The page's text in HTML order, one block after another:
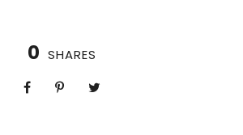
0 SHARES